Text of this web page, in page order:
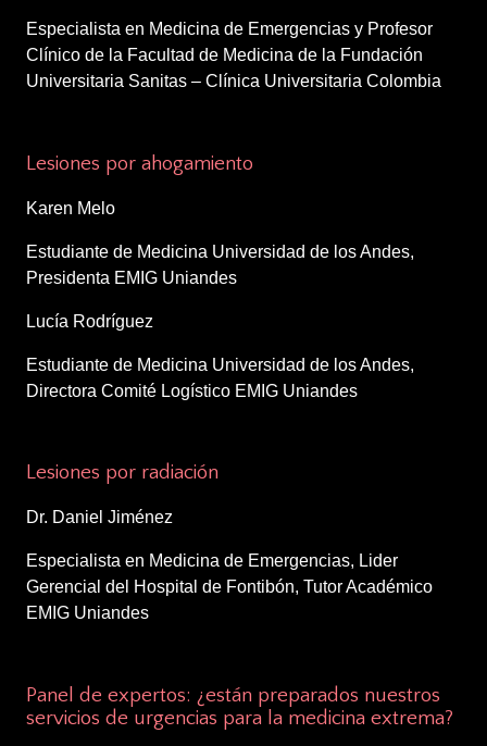
Especialista en Medicina de Emergencias y Profesor
Clínico de la Facultad de Medicina de la Fundación
Universitaria Sanitas – Clínica Universitaria Colombia
Lesiones por ahogamiento
Karen Melo
Estudiante de Medicina Universidad de los Andes,
Presidenta EMIG Uniandes
Lucía Rodríguez
Estudiante de Medicina Universidad de los Andes,
Directora Comité Logístico EMIG Uniandes
Lesiones por radiación
Dr. Daniel Jiménez
Especialista en Medicina de Emergencias, Lider
Gerencial del Hospital de Fontibón, Tutor Académico
EMIG Uniandes
Panel de expertos: ¿están preparados nuestros
servicios de urgencias para la medicina extrema?